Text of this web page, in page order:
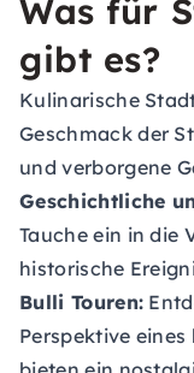
Was für
gibt es?
Kulinarische
Geschmack der
und verborgene
Geschichtliche
Tauche ein in die
historische
Bulli Touren:
Perspektive eines